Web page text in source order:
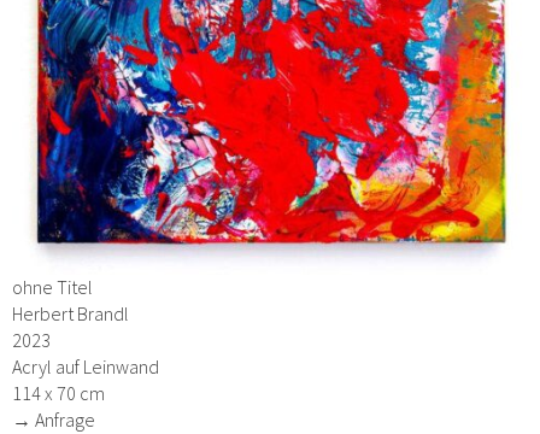
ohne Titel
Herbert Brandl
2023
Acryl auf Leinwand
114 x 70 cm
→ Anfrage